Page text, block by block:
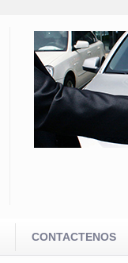
CONTACTENOS